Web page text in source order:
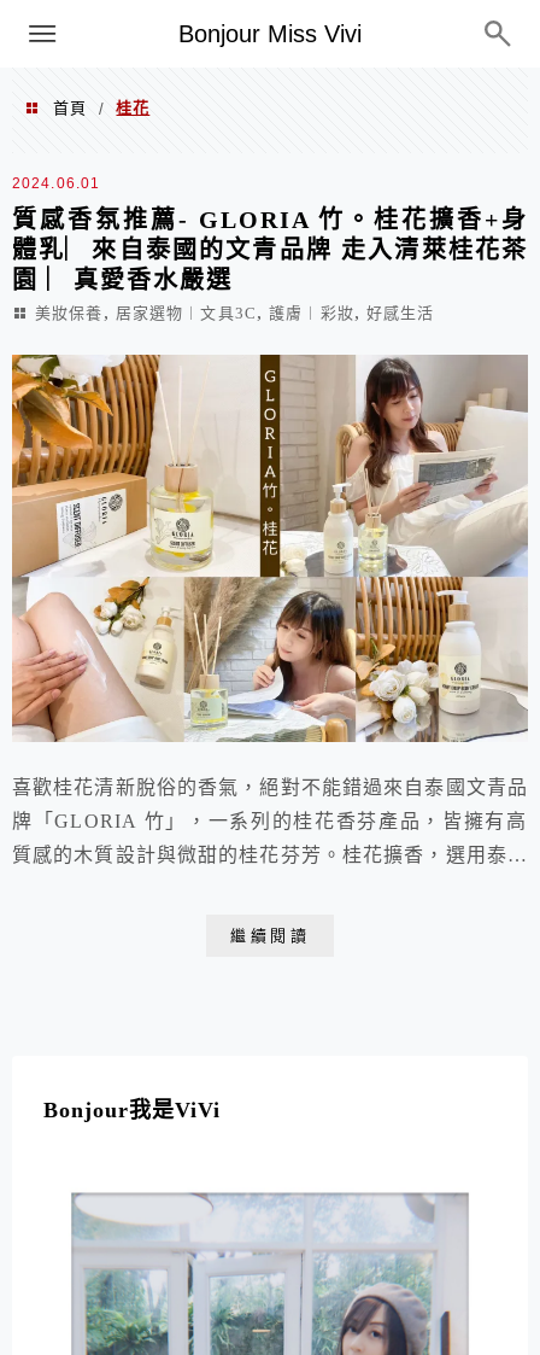
Bonjour Miss Vivi
選單
首頁 / 桂花
桂花
2024.06.01
質感香氛推薦- GLORIA 竹。桂花擴香+身
體乳︳來自泰國的文青品牌 走入清萊桂花茶
園 ︳真愛香水嚴選
美妝保養 , 居家選物︱文具3C ,護膚︱彩妝,好感生活
喜歡桂花清新脫俗的香氣，絕對不能錯過來自泰國文青品
牌「GLORIA 竹」，一系列的桂花香芬產品，皆擁有高
質感的木質設計與微甜的桂花芬芳。桂花擴香，選用泰北
繼續閱讀
Bonjour我是ViVi